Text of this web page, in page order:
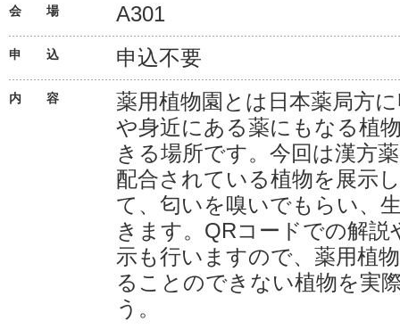
会 場 A301
申 込 申込不要
内 容
薬用植物園とは日本薬局方
や身近にある薬にもなる植
きる場所です。今回は漢方
配合されている植物を展示
て、匂いを嗅いでもらい、
きます。QRコードでの解説
示も行いますので、薬用植
ることのできない植物を実
う。